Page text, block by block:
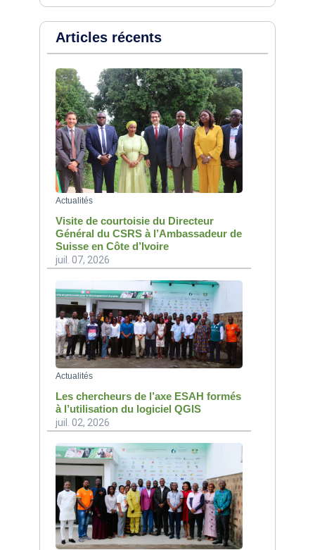
Articles récents
Actualités
Visite de courtoisie du Directeur
Général du CSRS à l’Ambassadeur de
Suisse en Côte d’Ivoire
juil. 07, 2026
Actualités
Les chercheurs de l’axe ESAH formés
à l’utilisation du logiciel QGIS
juil. 02, 2026